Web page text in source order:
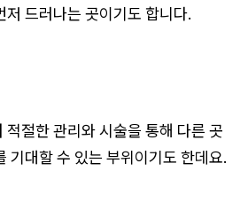
저 드러나는 곳이기도 합니다.
적절한 관리와 시술을 통해 다른 곳
기대할 수 있는 부위이기도 한데요.